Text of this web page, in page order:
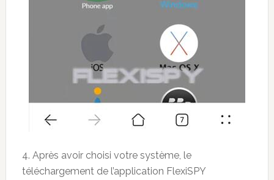
4. Après avoir choisi votre système, le
téléchargement de l’application FlexiSPY